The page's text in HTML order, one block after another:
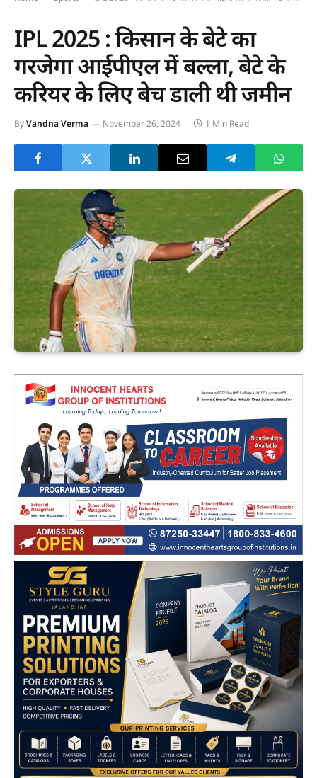
IPL 2025 : किसान के बेटे का
गरजेगा आईपीएल में बल्ला, बेटे के
करियर के लिए बेच डाली थी जमीन
ByVandna Verma November 26, 2024 1 Min Read